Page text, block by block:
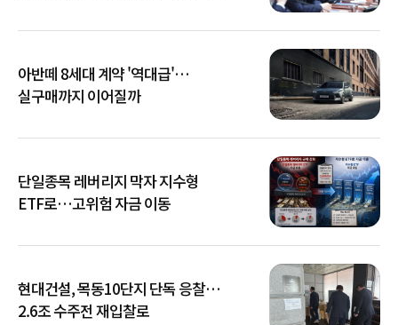
아반떼 8세대 계약 '역대급'…
실구매까지 이어질까
단일종목 레버리지 막자 지수형
ETF로…고위험 자금 이동
현대건설, 목동10단지 단독 응찰…
2.6조 수주전 재입찰로